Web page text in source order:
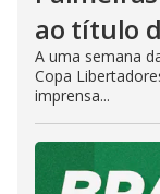
ao título
A uma semana
Copa
imprensa...